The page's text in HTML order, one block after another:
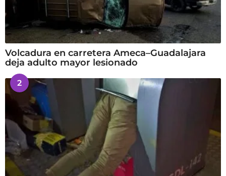
Volcadura en carretera Ameca–Guadalajara
deja adulto mayor lesionado
2